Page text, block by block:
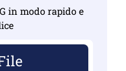
in modo rapido e